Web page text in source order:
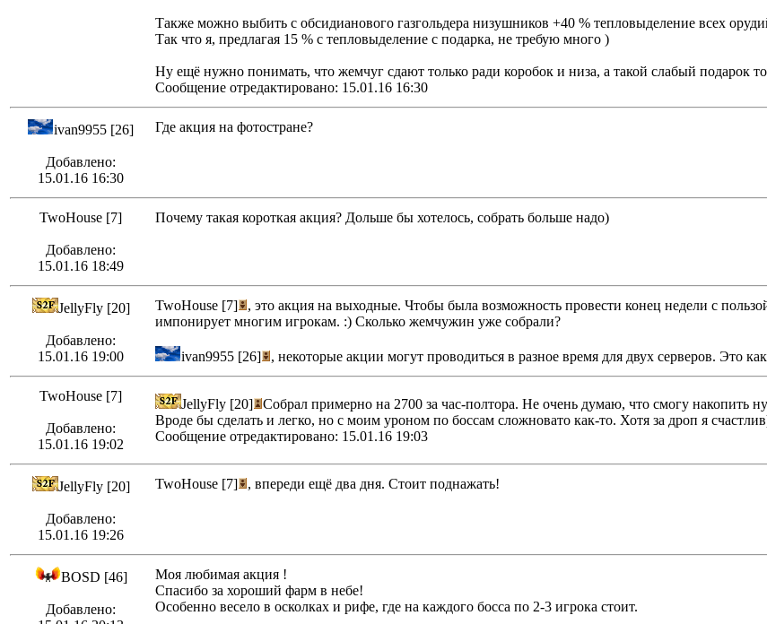
Также можно выбить с обсидианового газгольдера низушников +40 % тепловыделение всех
Так что я, предлагая 15 % с тепловыделение с подарка, не требую много )
Ну ещё нужно понимать, что жемчуг сдают только ради коробок и низа, а такой слабый подарок
Сообщение отредактировано: 15.01.16 16:30
ivan9955 [26]
Добавлено:
15.01.16 16:30
Где акция на фотостране?
TwoHouse [7]
Добавлено:
15.01.16 18:49
Почему такая короткая акция? Дольше бы хотелось, собрать больше надо)
JellyFly [20]
Добавлено:
15.01.16 19:00
TwoHouse [7]
, это акция на выходные. Чтобы была возможность провести конец недели с
импонирует многим игрокам. :) Сколько жемчужин уже собрали?
ivan9955 [26] , некоторые акции могут проводиться в разное время для двух серверов. Это
TwoHouse [7]
Добавлено:
15.01.16 19:02
JellyFly [20]
Собрал примерно на 2700 за час-полтора. Не очень думаю, что смогу накопить
Вроде бы сделать и легко, но с моим уроном по боссам сложновато как-то. Хотя за дроп я
Сообщение отредактировано: 15.01.16 19:03
JellyFly [20]
Добавлено:
15.01.16 19:26
TwoHouse [7] , впереди ещё два дня. Стоит поднажать!
BOSD [46]
Добавлено:
Моя любимая акция !
Спасибо за хороший фарм в небе!
Особенно весело в осколках и рифе, где на каждого босса по 2-3 игрока стоит.